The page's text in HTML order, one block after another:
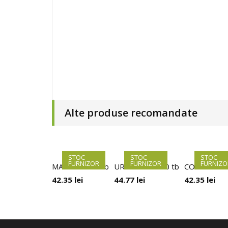
Alte produse recomandate
STOC
FURNIZOR
MARGUSA 60 tb
42.35 lei
STOC
FURNIZOR
URINOSALM 60 tb
44.77 lei
STOC
42.35 lei